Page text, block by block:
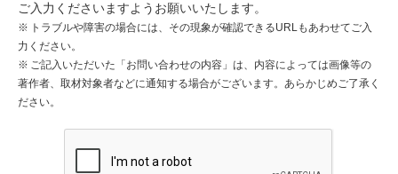
ご入力くださいますようお願いいたします。
トラブルや障害の場合には、その現象が確認できるURLもあわせてご入
力ください。
ご記入いただいた「お問い合わせの内容」は、内容によっては画像等の
著作者、取材対象者などに通知する場合がございます。あらかじめご了承く
ださい。